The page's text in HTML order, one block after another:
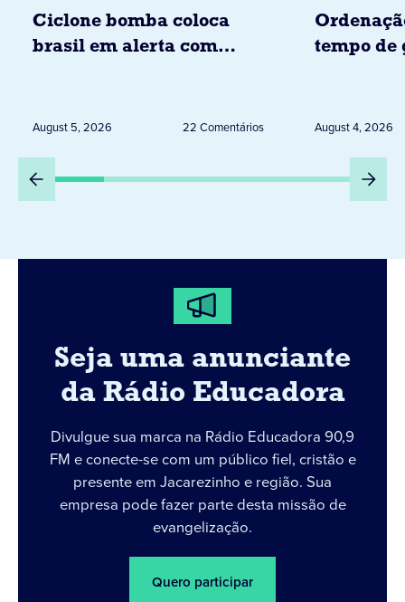
Ciclone bomba coloca
brasil em alerta com
dias 6 e 8 de agosto
August 5, 2026 22 Comentários
tempo de
August 4, 2026
Seja uma anunciante
da Rádio Educadora
Divulgue sua marca na Rádio Educadora 90,9
FM e conecte-se com um público fiel, cristão e
presente em Jacarezinho e região. Sua
empresa pode fazer parte desta missão de
evangelização.
Quero participar